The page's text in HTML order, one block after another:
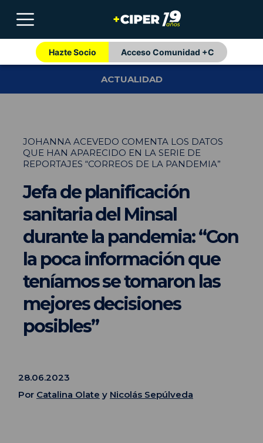
Hazte Socio Acceso Comunidad +C
ACTUALIDAD
JOHANNA ACEVEDO COMENTA LOS DATOS
QUE HAN APARECIDO EN LA SERIE DE
REPORTAJES “CORREOS DE LA PANDEMIA”
Jefa de planificación
sanitaria del Minsal
durante la pandemia: “Con
la poca información que
teníamos se tomaron las
mejores decisiones
posibles”
28.06.2023
Por Catalina Olate y Nicolás Sepúlveda